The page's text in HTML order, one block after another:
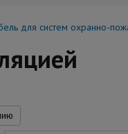
для систем охранно-